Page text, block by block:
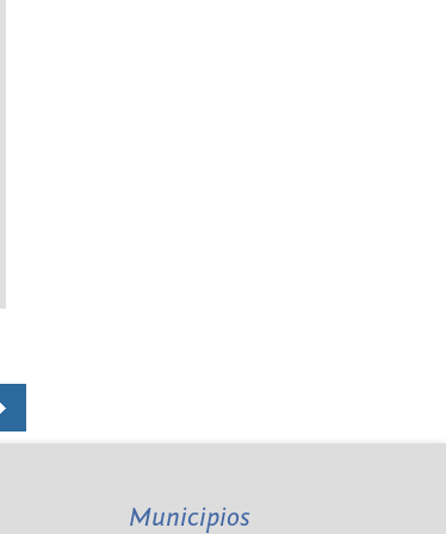
Municipios